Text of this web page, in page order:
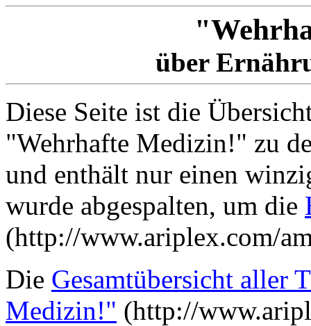
über
Diese Seite ist die
"Wehrhafte Medizin!" zu
und enthält nur einen
wurde abgespalten, um die
(http://www.ariplex.com/
Die Gesamtübersicht aller
Medizin!" (http://